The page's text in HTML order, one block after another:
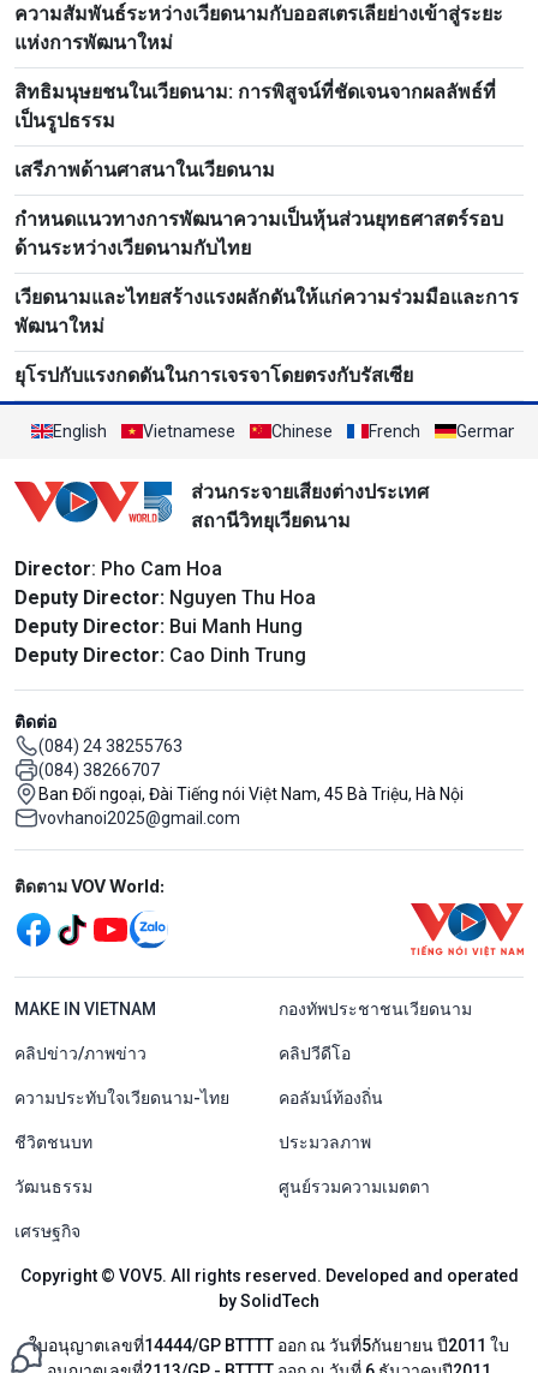
ความสัมพันธ์ระหว่างเวียดนามกับออสเตรเลียย่างเข้าสู่ระยะ
แห่งการพัฒนาใหม่
สิทธิมนุษยชนในเวียดนาม: การพิสูจน์ที่ชัดเจนจากผลลัพธ์ที่
เป็นรูปธรรม
เสรีภาพด้านศาสนาในเวียดนาม
กำหนดแนวทางการพัฒนาความเป็นหุ้นส่วนยุทธศาสตร์รอบ
ด้านระหว่างเวียดนามกับไทย
เวียดนามและไทยสร้างแรงผลักดันให้แก่ความร่วมมือและการ
พัฒนาใหม่
ยุโรปกับแรงกดดันในการเจรจาโดยตรงกับรัสเซีย
English Vietnamese Chinese French German
ส่วนกระจายเสียงต่างประเทศ
สถานีวิทยุเวียดนาม
Director: Pho Cam Hoa
Deputy Director: Nguyen Thu Hoa
Deputy Director: Bui Manh Hung
Deputy Director: Cao Dinh Trung
ติดต่อ
(084) 24 38255763
(084) 38266707
Ban Đối ngoại, Đài Tiếng nói Việt Nam, 45 Bà Triệu, Hà Nội
vovhanoi2025@gmail.com
Mạng xã hội
ติดตาม VOV World:
menu footer tiếng Thái
MAKE IN VIETNAM กองทัพประชาชนเวียดนาม
คลิปข่าว/ภาพข่าว คลิปวีดีโอ
ความประทับใจเวียดนาม-ไทย คอลัมน์ท้องถิ่น
ชีวิตชนบท ประมวลภาพ
วัฒนธรรม ศูนย์รวมความเมตตา
เศรษฐกิจ
Copyright © VOV5. All rights reserved. Developed and operated
by SolidTech
ใบอนุญาตเลขที่14444/GP BTTTT ออก ณ วันที่5กันยายน ปี2011 ใบ